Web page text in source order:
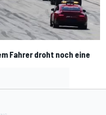
Fahrer droht noch eine